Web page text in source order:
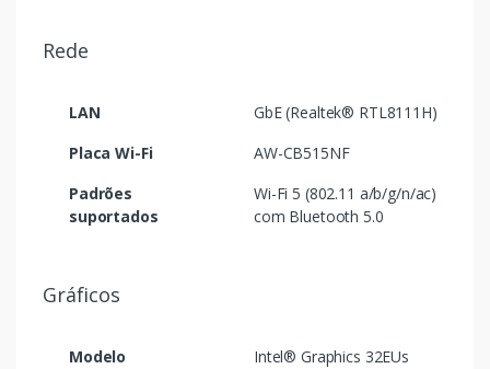
Rede
LAN
GbE (Realtek® RTL8111H)
Placa Wi-Fi
AW-CB515NF
Padrões
suportados
Wi-Fi 5 (802.11 a/b/g/n/ac)
com Bluetooth 5.0
Gráficos
Modelo
Intel® Graphics 32EUs